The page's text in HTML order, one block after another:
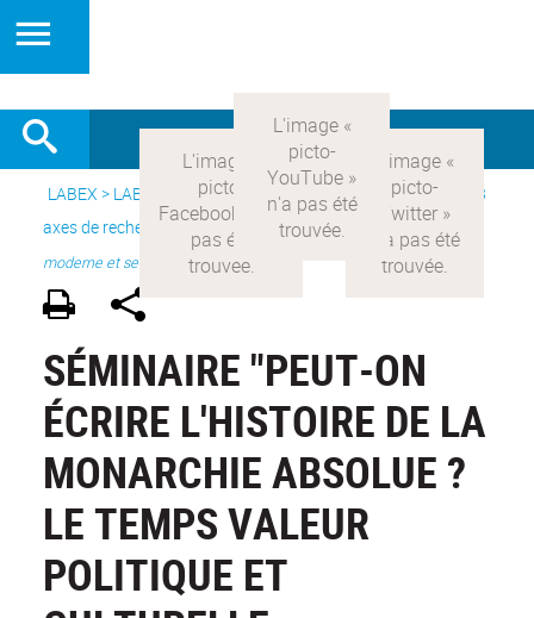
LABEX > LABEX COMOD> Version française > Recherche >
3
axes de recherche> Axe 1 : la constitution réelle de la rationalité
moderne et ses
SÉMINAIRE "PEUT-ON
ÉCRIRE L'HISTOIRE DE LA
MONARCHIE ABSOLUE ?
LE TEMPS VALEUR
POLITIQUE ET